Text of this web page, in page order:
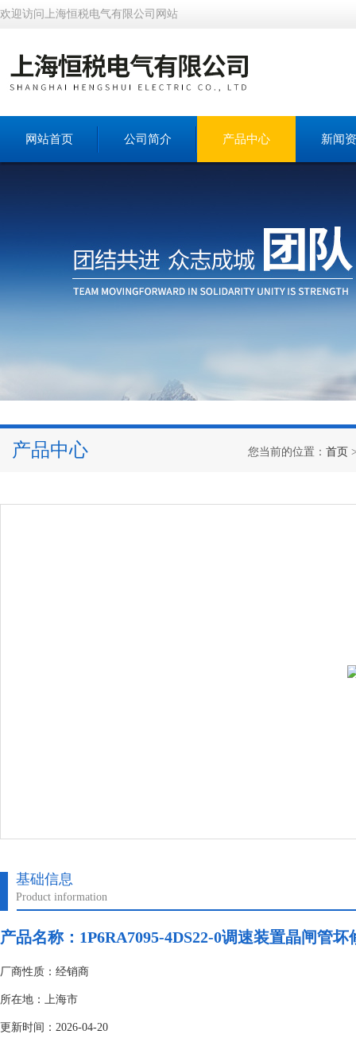
欢迎访问上海恒税电气有限公司网站
网站首页 公司简介 产品中心 新闻
产品中心 您当前的位置： 首页
基础信息
Product information
产品名称： 1P6RA7095-4DS22-0调速装置晶闸管坏
厂商性质：经销商
所在地：上海市
更新时间：2026-04-20